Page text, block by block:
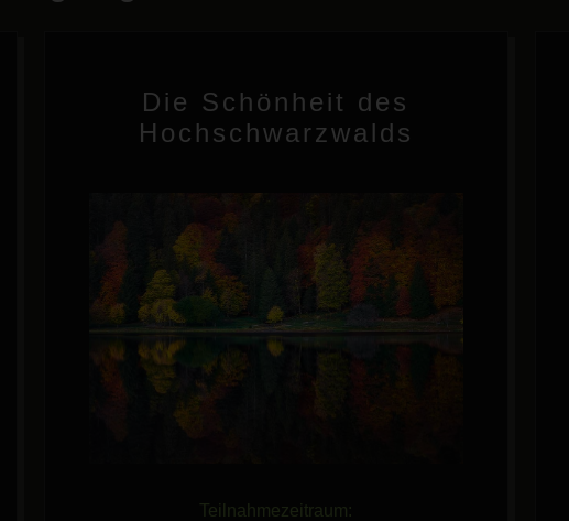
Die Schönheit des
Hochschwarzwalds
Teilnahmezeitraum: